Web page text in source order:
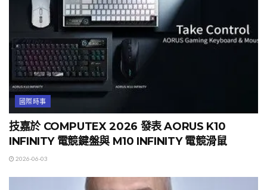
國際時事
技嘉於 COMPUTEX 2026 發表 AORUS K10
INFINITY 電競鍵盤與 M10 INFINITY 電競滑鼠
2026-06-03